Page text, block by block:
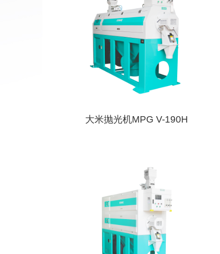
大米抛光机MPG V-190H